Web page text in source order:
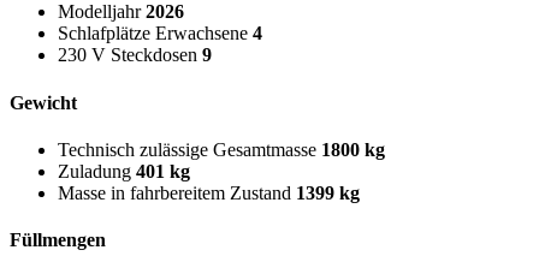
Modelljahr 2026
Schlafplätze Erwachsene 4
230 V Steckdosen 9
Gewicht
Technisch zulässige Gesamtmasse 1800 kg
Zuladung 401 kg
Masse in fahrbereitem Zustand 1399 kg
Füllmengen